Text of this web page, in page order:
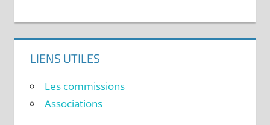
LIENS UTILES
Les commissions
Associations